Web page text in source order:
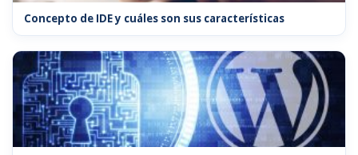
Concepto de IDE y cuáles son sus características